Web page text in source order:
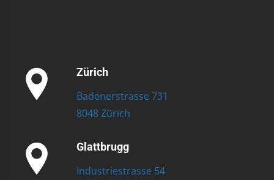
Zürich
Badenerstrasse 731
8048 Zürich
Glattbrugg
Industriestrasse 54